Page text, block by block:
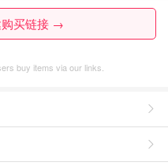
购买链接 →
buy items via our links.